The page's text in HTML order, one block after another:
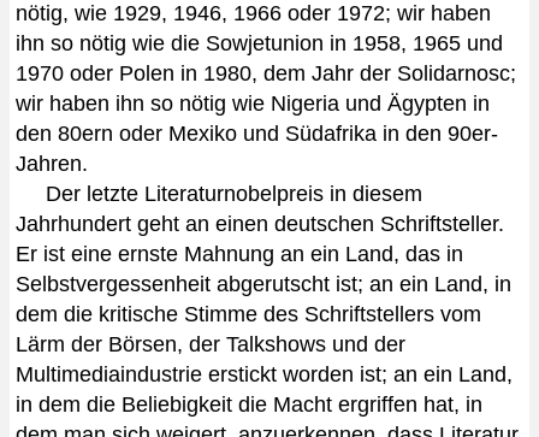
nötig, wie 1929, 1946, 1966 oder 1972; wir haben
ihn so nötig wie die Sowjetunion in 1958, 1965 und
1970 oder Polen in 1980, dem Jahr der Solidarnosc;
wir haben ihn so nötig wie Nigeria und Ägypten in
den 80ern oder Mexiko und Südafrika in den 90er-
Jahren.
Der letzte Literaturnobelpreis in diesem
Jahrhundert geht an einen deutschen Schriftsteller.
Er ist eine ernste Mahnung an ein Land, das in
Selbstvergessenheit abgerutscht ist; an ein Land, in
dem die kritische Stimme des Schriftstellers vom
Lärm der Börsen, der Talkshows und der
Multimediaindustrie erstickt worden ist; an ein Land,
in dem die Beliebigkeit die Macht ergriffen hat, in